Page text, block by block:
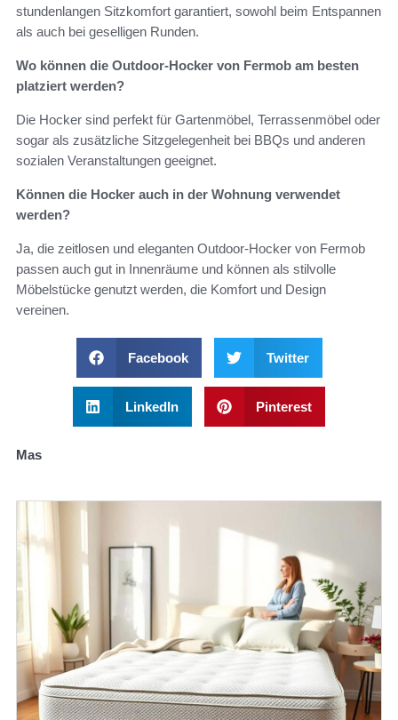
stundenlangen Sitzkomfort garantiert, sowohl beim Entspannen
als auch bei geselligen Runden.
Wo können die Outdoor-Hocker von Fermob am besten
platziert werden?
Die Hocker sind perfekt für Gartenmöbel, Terrassenmöbel oder
sogar als zusätzliche Sitzgelegenheit bei BBQs und anderen
sozialen Veranstaltungen geeignet.
Können die Hocker auch in der Wohnung verwendet
werden?
Ja, die zeitlosen und eleganten Outdoor-Hocker von Fermob
passen auch gut in Innenräume und können als stilvolle
Möbelstücke genutzt werden, die Komfort und Design
vereinen.
Facebook Twitter
LinkedIn Pinterest
Mas